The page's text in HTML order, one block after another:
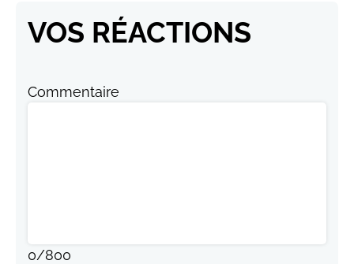
VOS RÉACTIONS
Commentaire
0/800